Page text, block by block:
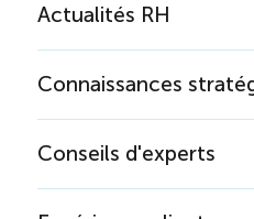
Actualités RH
Connaissances
Conseils d'experts